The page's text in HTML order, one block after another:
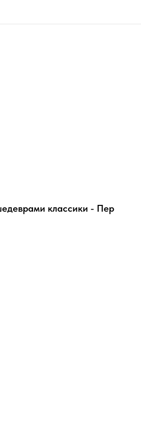
классики - Пер